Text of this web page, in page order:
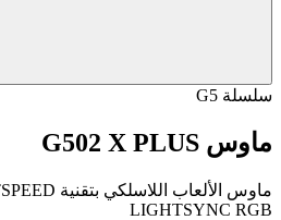
سلسلة G5
ماوس G502 X PLUS
LIGHTSYNC RGB